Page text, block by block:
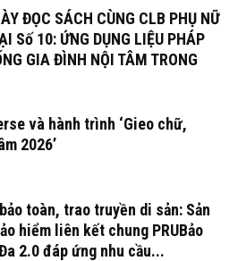
ĐỌC SÁCH CÙNG CLB PHỤ NỮ
Số 10: ỨNG DỤNG LIỆU PHÁP
GIA ĐÌNH NỘI TÂM TRONG
và hành trình ‘Gieo chữ,
2026’
toàn, trao truyền di sản: Sản
hiểm liên kết chung PRUBảo
2.0 đáp ứng nhu cầu...